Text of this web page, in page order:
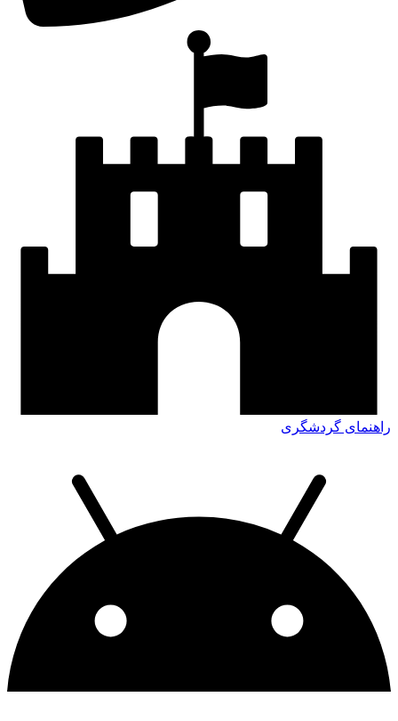
راهنمای گردشگری